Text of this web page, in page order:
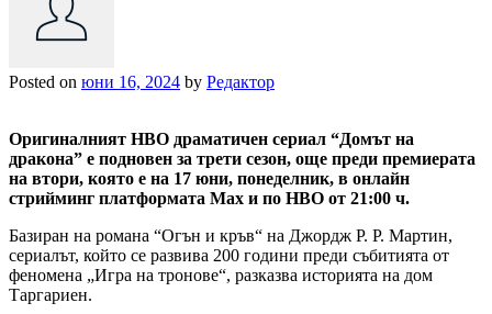
Posted on юни 16, 2024 by Редактор
Оригиналният HBO драматичен сериал “Домът на
дракона” е подновен за трети сезон, още преди премиерата
на втори, която е на 17 юни, понеделник, в онлайн
стрийминг платформата Max и по HBO от 21:00 ч.
Базиран на романа “Огън и кръв“ на Джордж Р. Р. Мартин,
сериалът, който се развива 200 години преди събитията от
феномена „Игра на тронове“, разказва историята на дом
Таргариен.